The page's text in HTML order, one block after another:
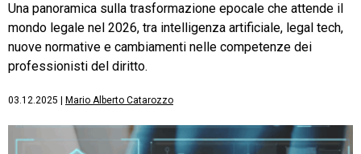
Una panoramica sulla trasformazione epocale che attende il
mondo legale nel 2026, tra intelligenza artificiale, legal tech,
nuove normative e cambiamenti nelle competenze dei
professionisti del diritto.
03.12.2025 Mario Alberto Catarozzo